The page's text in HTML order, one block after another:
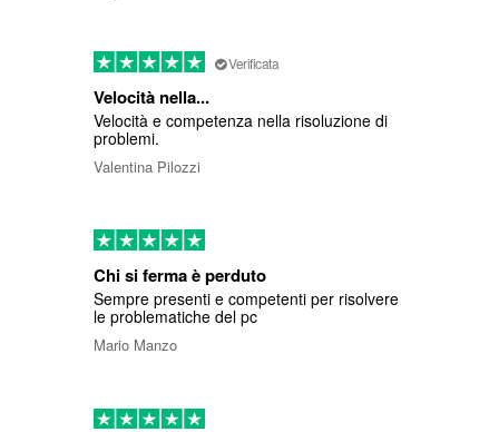
Verificata
Velocità nella...
Velocità e competenza nella risoluzione di
problemi.
Valentina Pilozzi
Chi si ferma è perduto
Sempre presenti e competenti per risolvere
le problematiche del pc
Mario Manzo